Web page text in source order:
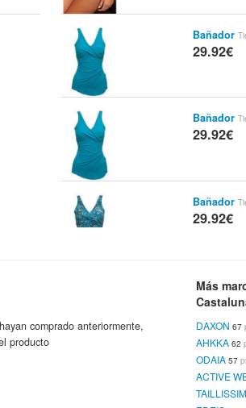
Bañador
29.92€
Bañador
29.92€
Bañador
29.92€
Marca:
29.92€
Cinturón
29.92€
comprado anteriormente,
producto
Más
DAXON 67
AHKKA 62
ODAIA 57
ACTIVE